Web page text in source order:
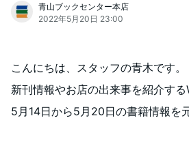
青山ブックセンター本店
2022年5月20日 23:00
こんにちは、スタッフの青木です。
新刊情報やお店の出来事を紹介す
5月14日から5月20日の書籍情報を